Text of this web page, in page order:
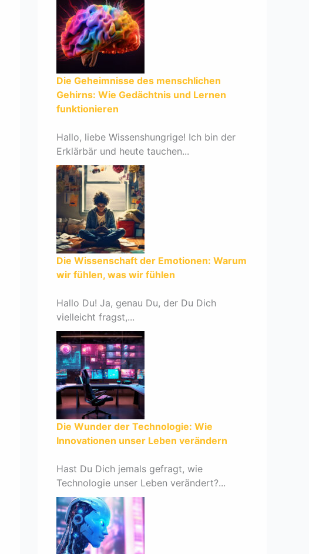
Die Geheimnisse des menschlichen
Gehirns: Wie Gedächtnis und Lernen
funktionieren
Hallo, liebe Wissenshungrige! Ich bin der
Erklärbär und heute tauchen...
Die Wissenschaft der Emotionen: Warum
wir fühlen, was wir fühlen
Hallo Du! Ja, genau Du, der Du Dich
vielleicht fragst,...
Die Wunder der Technologie: Wie
Innovationen unser Leben verändern
Hast Du Dich jemals gefragt, wie
Technologie unser Leben verändert?...